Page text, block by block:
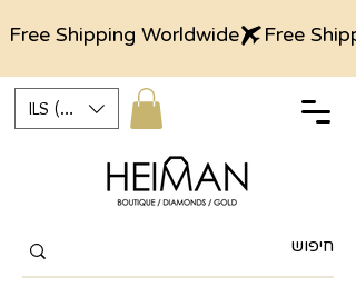
Free Shipping Worldwide
ILS (₪)